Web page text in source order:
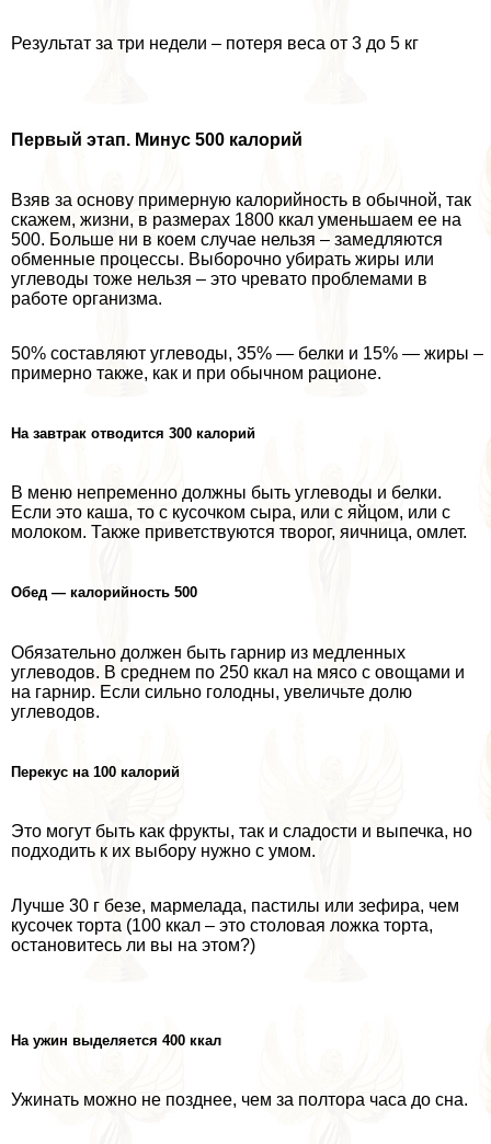
Результат за три недели – потеря веса от 3 до 5 кг
Первый этап. Минус 500 калорий
Взяв за основу примерную калорийность в обычной, так
скажем, жизни, в размерах 1800 ккал уменьшаем ее на
500. Больше ни в коем случае нельзя – замедляются
обменные процессы. Выборочно убирать жиры или
углеводы тоже нельзя – это чревато проблемами в
работе организма.
50% составляют углеводы, 35% — белки и 15% — жиры –
примерно также, как и при обычном рационе.
На завтpaк отводится 300 калорий
В меню непременно должны быть углеводы и белки.
Если это каша, то с кусочком сыра, или с яйцом, или с
молоком. Также приветствуются творог, яичница, омлет.
Обед — калорийность 500
Обязательно должен быть гарнир из медленных
углеводов. В среднем по 250 ккал на мясо с овощами и
на гарнир. Если сильно голодны, увеличьте долю
углеводов.
Перекус на 100 калорий
Это могут быть как фрукты, так и сладости и выпечка, но
подходить к их выбору нужно с умом.
Лучше 30 г безе, мармелада, пастилы или зефира, чем
кусочек торта (100 ккал – это столовая ложка торта,
остановитесь ли вы на этом?)
На ужин выделяется 400 ккал
Ужинать можно не позднее, чем за полтора часа до сна.